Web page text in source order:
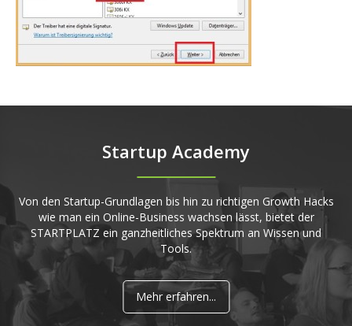
Startup Academy
Von den Startup-Grundlagen bis hin zu richtigen Growth Hacks
wie man ein Online-Business wachsen lässt, bietet der
STARTPLATZ ein ganzheitliches Spektrum an Wissen und
Tools.
Mehr erfahren...